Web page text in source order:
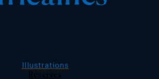
Catégories
Illustrations
Réserves